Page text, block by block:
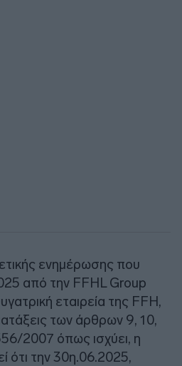
ενημέρωσης που
από την FFHL Group
εταιρεία της FFH,
των άρθρων 9, 10,
2007 όπως ισχύει, η
ότι την 30η.06.2025,